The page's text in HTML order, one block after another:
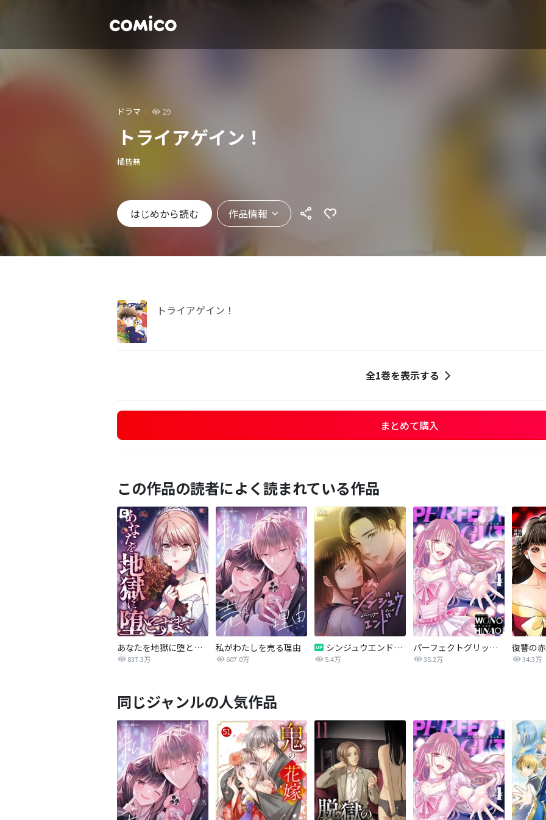
ドラマ 29
トライアゲイン！
橘皆無
はじめから読む 作品情報
トライアゲイン！
全1巻を表示する
まとめて購入
この作品の読者によく読まれている作品
あなたを地獄に堕とすまで
837.3万
私がわたしを売る理由
607.0万
シンジュウエンド【タテヨミ】
5.4万
パーフェクトグリッター
35.2万 34.3万
同じジャンルの人気作品